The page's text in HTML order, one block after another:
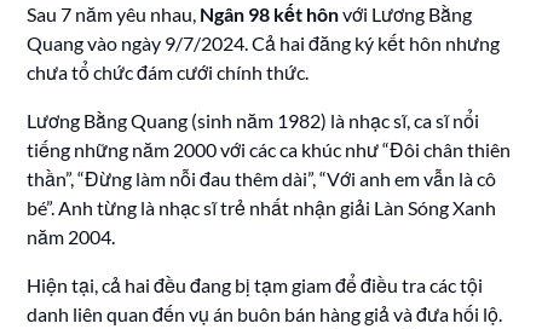
Sau 7 năm yêu nhau, Ngân 98 kết hônvới Lương Bằng
Quang vào ngày 9/7/2024. Cả hai đăng ký kết hôn nhưng
chưa tổ chức đám cưới chính thức.
Lương Bằng Quang (sinh năm 1982) là nhạc sĩ, ca sĩ nổi
tiếng những năm 2000 với các ca khúc như “Đôi chân thiên
thần”, “Đừng làm nỗi đau thêm dài”, “Với anh em vẫn là cô
bé”. Anh từng là nhạc sĩ trẻ nhất nhận giải Làn Sóng Xanh
năm 2004.
Hiện tại, cả hai đều đang bị tạm giam để điều tra các tội
danh liên quan đến vụ án buôn bán hàng giả và đưa hối lộ.